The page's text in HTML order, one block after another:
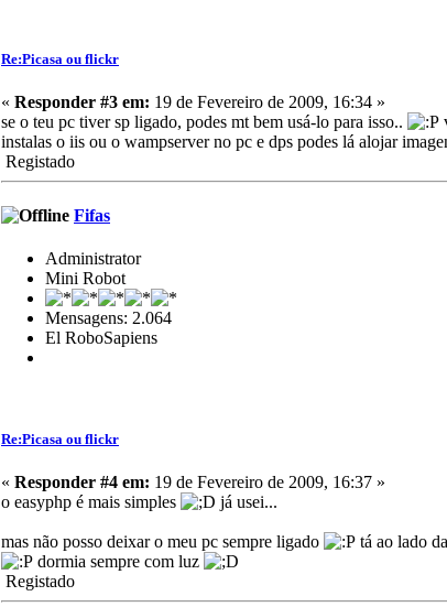
Re:Picasa ou flickr
« Responder #3 em: 19 de Fevereiro de 2009, 16:34 »
se o teu pc tiver sp ligado, podes mt bem usá-lo para isso..
instalas o iis ou o wampserver no pc e dps podes lá alojar
Registado
Fifas
Administrator
Mini Robot
Mensagens: 2.064
El RoboSapiens
Re:Picasa ou flickr
« Responder #4 em: 19 de Fevereiro de 2009, 16:37 »
o easyphp é mais simples
já usei...
mas não posso deixar o meu pc sempre ligado
tá ao lado
dormia sempre com luz
Registado